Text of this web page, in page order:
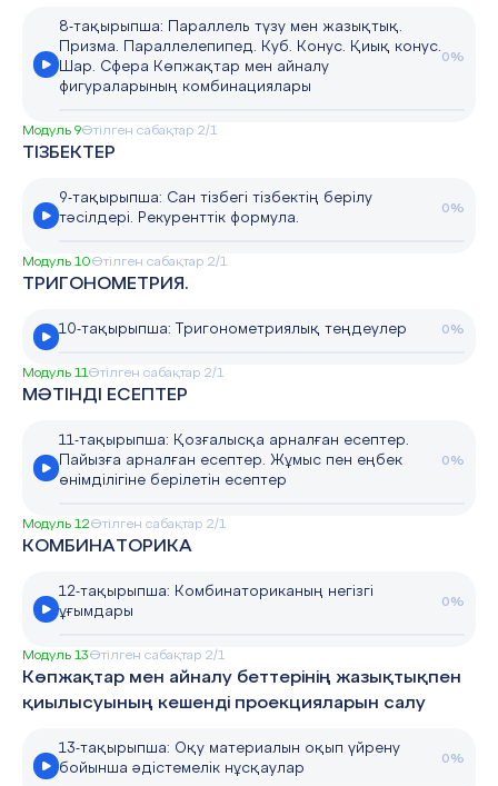
8-тақырыпша: Параллель түзу мен жазықтық.
Призма. Параллелепипед. Куб. Конус. Қиық конус.
Шар. Сфера Көпжақтар мен айналу
фигураларының комбинациялары
0%
Модуль 9Өтілген сабақтар 2/1
ТІЗБЕКТЕР
9-тақырыпша: Сан тізбегі тізбектің берілу
тәсілдері. Рекуренттік формула.
0%
Модуль 10Өтілген сабақтар 2/1
ТРИГОНОМЕТРИЯ.
10-тақырыпша: Тригонометриялық теңдеулер 0%
Модуль 11Өтілген сабақтар 2/1
МӘТІНДІ ЕСЕПТЕР
11-тақырыпша: Қозғалысқа арналған есептер.
Пайызға арналған есептер. Жұмыс пен еңбек
өнімділігіне берілетін есептер
0%
Модуль 12Өтілген сабақтар 2/1
КОМБИНАТОРИКА
12-тақырыпша: Комбинаториканың негізгі
ұғымдары
0%
Модуль 13Өтілген сабақтар 2/1
Көпжақтар мен айналу беттерінің жазықтықпен
қиылысуының кешенді проекцияларын салу
13-тақырыпша: Оқу материалын оқып үйрену
бойынша әдістемелік нұсқаулар
0%